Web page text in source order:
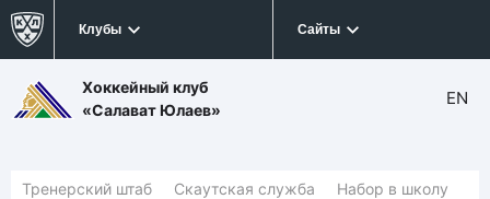
Клубы Сайты
Хоккейный клуб
«Салават Юлаев»
EN
Тренерский штаб Скаутская служба Набор в школу